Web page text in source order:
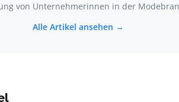
von Unternehmerinnen in der
Alle Artikel ansehen →